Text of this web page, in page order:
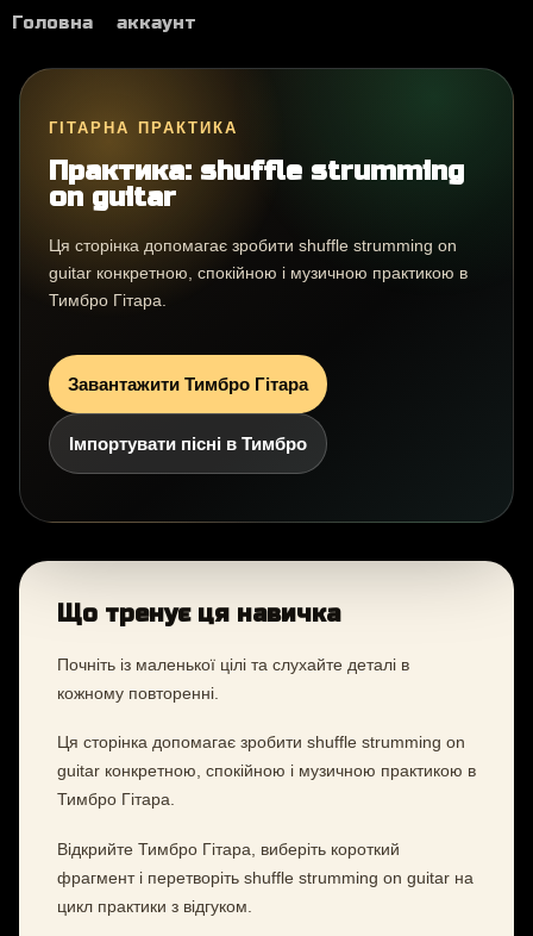
Головна аккаунт
ГІТАРНА ПРАКТИКА
Практика: shuffle strumming
on guitar
Ця сторінка допомагає зробити shuffle strumming on
guitar конкретною, спокійною і музичною практикою в
Тимбро Гітара.
Завантажити Тимбро Гітара
Імпортувати пісні в Тимбро
Що тренує ця навичка
Почніть із маленької цілі та слухайте деталі в
кожному повторенні.
Ця сторінка допомагає зробити shuffle strumming on
guitar конкретною, спокійною і музичною практикою в
Тимбро Гітара.
Відкрийте Тимбро Гітара, виберіть короткий
фрагмент і перетворіть shuffle strumming on guitar на
цикл практики з відгуком.